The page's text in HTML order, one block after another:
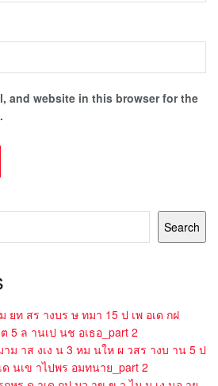
and website in this browser for the
Search
ยท สร างบร ษ ทมา 15 ป เพ อเด กฝ
5 ล านเป นช อเธอ_part 2
ม าส งเง น 3 หม นให ผ วสร างบ าน 5 ป
นเข าไปพร อมทนาย_part 2